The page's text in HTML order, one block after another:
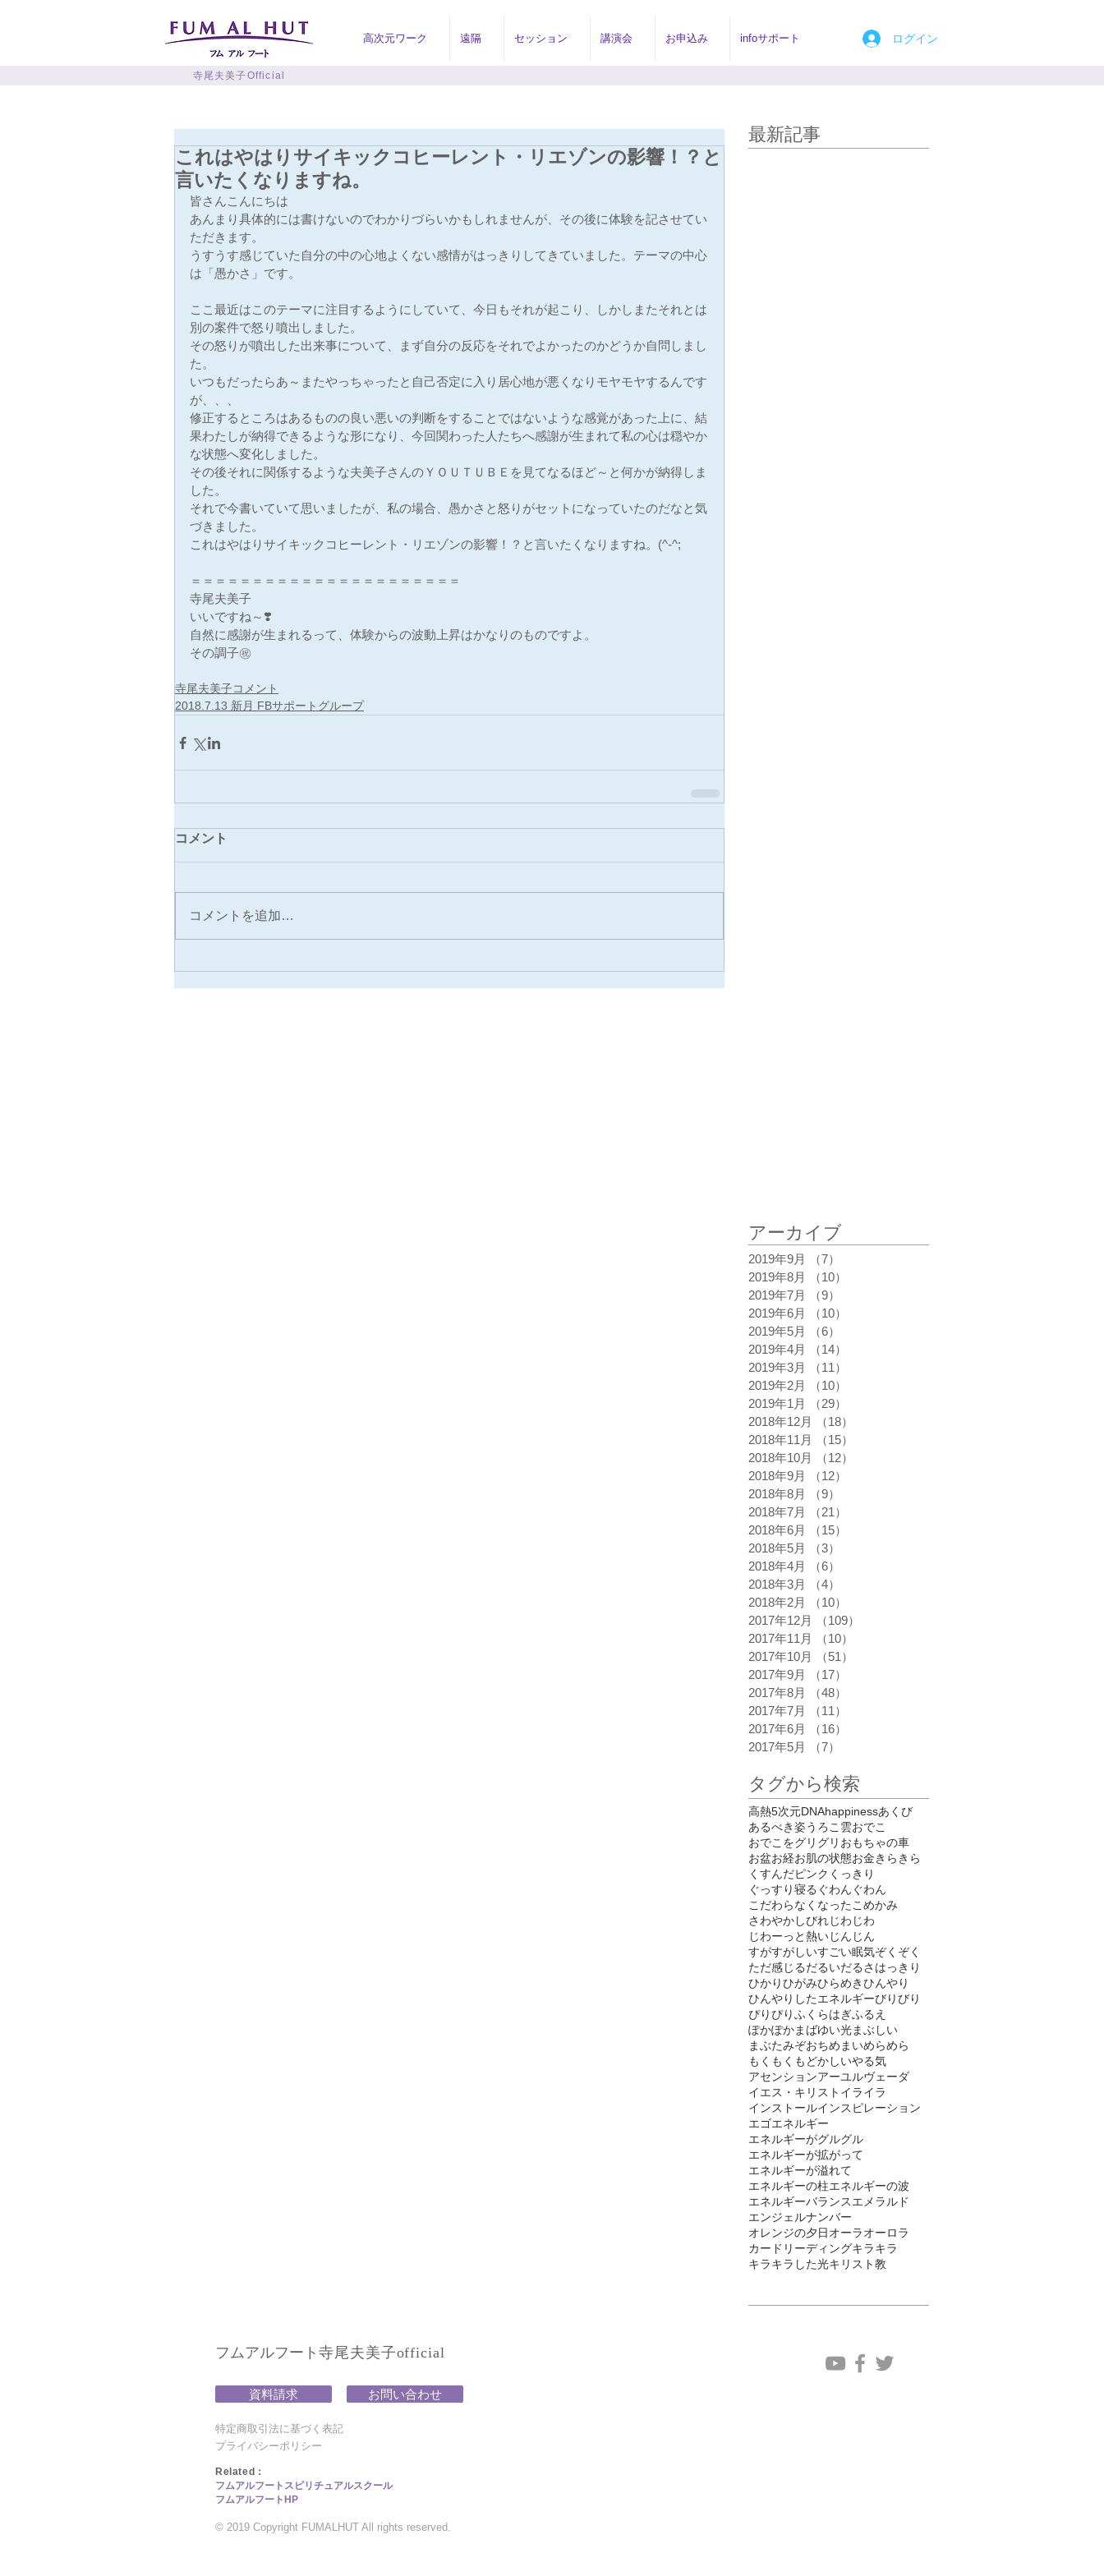
高次元ワーク 遠隔 セッション 講演会 お申込み infoサポート ログイン
寺尾夫美子Official
これはやはりサイキックコヒーレント・リエゾンの影響！？と
言いたくなりますね。
皆さんこんにちは
あんまり具体的には書けないのでわかりづらいかもしれませんが、その後に体験を記させてい
ただきます。
うすうす感じていた自分の中の心地よくない感情がはっきりしてきていました。テーマの中心
は「愚かさ」です。
ここ最近はこのテーマに注目するようにしていて、今日もそれが起こり、しかしまたそれとは
別の案件で怒り噴出しました。
その怒りが噴出した出来事について、まず自分の反応をそれでよかったのかどうか自問しまし
た。
いつもだったらあ～またやっちゃったと自己否定に入り居心地が悪くなりモヤモヤするんです
が、、、
修正するところはあるものの良い悪いの判断をすることではないような感覚があった上に、結
果わたしが納得できるような形になり、今回関わった人たちへ感謝が生まれて私の心は穏やか
な状態へ変化しました。
その後それに関係するような夫美子さんのＹＯＵＴＵＢＥを見てなるほど～と何かが納得しま
した。
それで今書いていて思いましたが、私の場合、愚かさと怒りがセットになっていたのだなと気
づきました。
これはやはりサイキックコヒーレント・リエゾンの影響！？と言いたくなりますね。(^-^;
＝＝＝＝＝＝＝＝＝＝＝＝＝＝＝＝＝＝＝＝＝＝
寺尾夫美子
いいですね～❣️
自然に感謝が生まれるって、体験からの波動上昇はかなりのものですよ。
その調子㊗️
寺尾夫美子コメント
2018.7.13 新月 FBサポートグループ
コメント
コメントを追加…
最新記事
最新記事
2019年9月 （7）
2019年8月
（10）
2019年7月
（9）
2019年6月
（10）
2019年5月
（6）
2019年4月
（14）
2019年3月
（11）
2019年2月
（10）
2019年1月
（29）
2018年12月
（18）
2018年11月
（15）
2018年10月
（12）
2018年9月
（12）
2018年8月
（9）
2018年7月
（21）
2018年6月
（15）
2018年5月
（3）
2018年4月
（6）
2018年3月
（4）
2018年2月
（10）
2017年12月
（109）
2017年11月
（10）
2017年10月
（51）
2017年9月
（17）
2017年8月
（48）
2017年7月
（11）
2017年6月
（16）
2017年5月
（7）
アーカイブ
タグから検索
高熱5次元DNAhappinessあくび
あるべき姿うろこ雲おでこ
おでこをグリグリ おもちゃの車
お盆お経お肌の状態お金きらきら
くすんだピンク くっきり
ぐっすり寝る ぐわんぐわん
こだわらなくなった こめかみ
さわやかしびれじわじわ
じわーっと熱いじんじん
すがすがしいすごい眠気ぞくぞく
ただ感じるだるいだるさ はっきり
ひかりひがみひらめきひんやり
ひんやりしたエネルギーびりびり
ぴりぴりふくらはぎふるえ
ぽかぽかまばゆい光まぶしい
まぶたみぞおちめまいめらめら
もくもく もどかしいやる気
アセンションアーユルヴェーダ
イエス・キリスト イライラ
インストールインスピレーション
エゴエネルギー
エネルギーがグルグル
エネルギーが拡がって
エネルギーが溢れて
エネルギーの柱エネルギーの波
エネルギーバランスエメラルド
エンジェルナンバー
オレンジの夕日オーラオーロラ
カードリーディングキラキラ
キラキラした光キリスト教
フムアルフート 寺尾夫美子official
資料請求 お問い合わせ
特定商取引法に基づく表記
プライバシーポリシー
​Related：
フムアルフートスピリチュアルスクール
フムアルフートHP
© 2019 Copyright FUMALHUT All rights reserved.